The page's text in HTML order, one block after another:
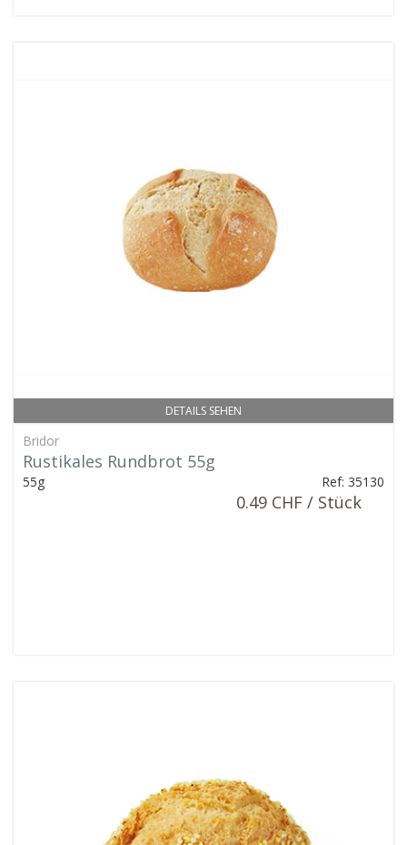
DETAILS SEHEN
Bridor
Rustikales Rundbrot 55g
55g Ref: 35130
0.49 CHF / Stück